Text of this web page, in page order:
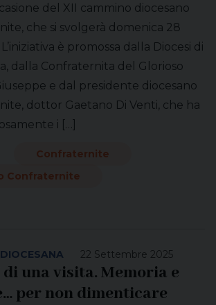
del XII cammino diocesano
che si svolgerà domenica 28
è promossa dalla Diocesi di
dalla Confraternita del Glorioso
e dal presidente diocesano
dottor Gaetano Di Venti, che ha
i […]
Confraternite
Confraternite
22 Settembre 2025
una visita. Memoria e
per non dimenticare